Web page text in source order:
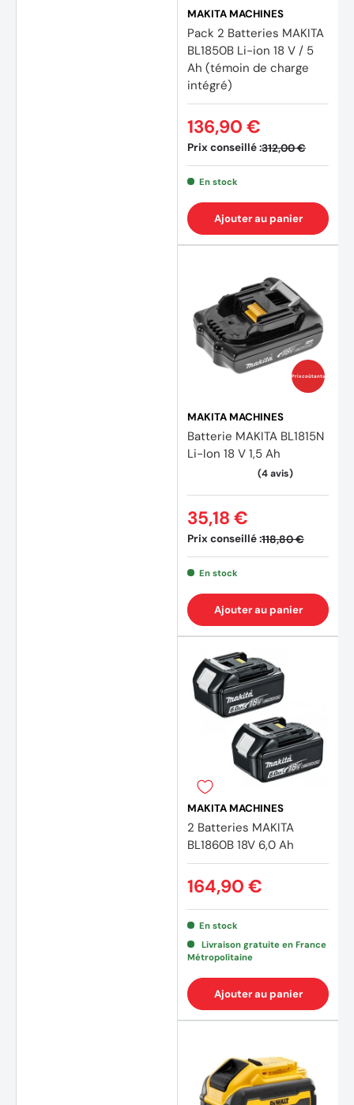
(34
MAKITA MACHINES
Pack 2 Batteries MAKITA
BL1850B Li-ion 18 V / 5
Ah (témoin de charge
intégré)
Prix conseillé :312,00 €
136,90 €
En stock
Ajouter au panier
Prix coûtants
MAKITA MACHINES
Batterie MAKITA BL1815N
Li-Ion 18 V 1,5 Ah
Prix conseillé :118,80 €
35,18 €
En stock
Ajouter au panier
MAKITA MACHINES
2 Batteries MAKITA
BL1860B 18V 6,0 Ah
164,90 €
En stock
Livraison gratuite en France
Métropolitaine
Ajouter au panier